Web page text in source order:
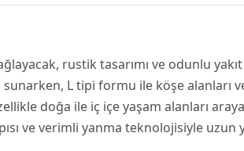
rustik tasarımı ve odunlu
L tipi formu ile köşe alanları
doğa ile iç içe yaşam alanları
ve verimli yanma teknolojisiyle